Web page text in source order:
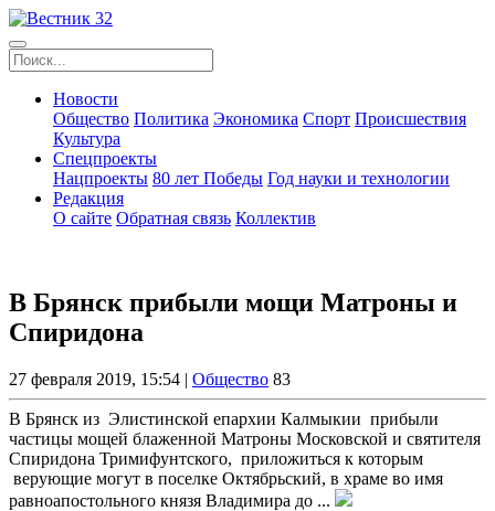
Новости
Общество Политика Экономика Спорт Происшествия
Культура
Спецпроекты
Нацпроекты 80 лет Победы Год науки и технологии
Редакция
О сайте Обратная связь Коллектив
В Брянск прибыли мощи Матроны и
Спиридона
27 февраля 2019, 15:54 | Общество 83
В Брянск из Элистинской епархии Калмыкии прибыли
частицы мощей блаженной Матроны Московской и святителя
Спиридона Тримифунтского, приложиться к которым
верующие могут в поселке Октябрьский, в храме во имя
равноапостольного князя Владимира до ...